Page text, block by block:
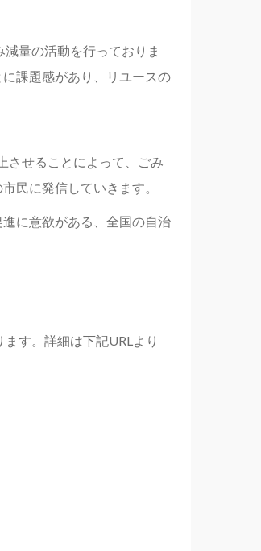
量の活動を行っておりま
課題感があり、リユースの
させることによって、ごみ
民に発信していきます。
に意欲がある、全国の自治
す。詳細は下記URLより